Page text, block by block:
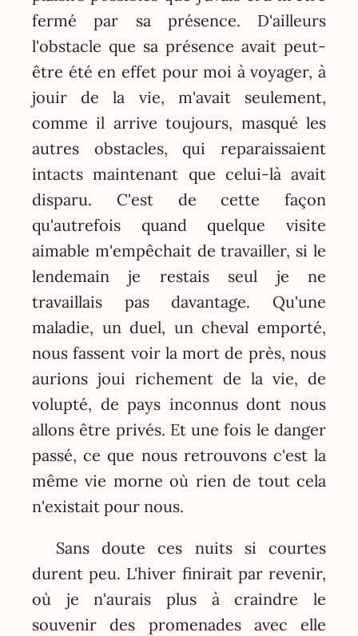
fermé par sa présence. D'ailleurs
l'obstacle que sa présence avait peut-
être été en effet pour moi à voyager, à
jouir de la vie, m'avait seulement,
comme il arrive toujours, masqué les
autres obstacles, qui reparaissaient
intacts maintenant que celui-là avait
disparu. C'est de cette façon
qu'autrefois quand quelque visite
aimable m'empêchait de travailler, si le
lendemain je restais seul je ne
travaillais pas davantage. Qu'une
maladie, un duel, un cheval emporté,
nous fassent voir la mort de près, nous
aurions joui richement de la vie, de
volupté, de pays inconnus dont nous
allons être privés. Et une fois le danger
passé, ce que nous retrouvons c'est la
même vie morne où rien de tout cela
n'existait pour nous.
Sans doute ces nuits si courtes
durent peu. L'hiver finirait par revenir,
où je n'aurais plus à craindre le
souvenir des promenades avec elle